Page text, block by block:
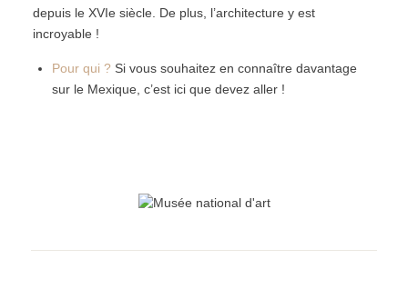
depuis le XVIe siècle. De plus, l’architecture y est
incroyable !
Pour qui ?Si vous souhaitez en connaître davantage
sur le Mexique, c’est ici que devez aller !